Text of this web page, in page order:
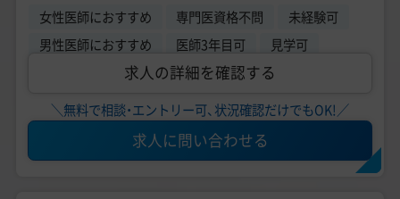
女性医師におすすめ 専門医資格不問
未経験可
男性医師におすすめ
医師3年目可 見学可
求人の詳細を確認する
＼無料で相談・エントリー可、状況確認だけでもOK!／
求人に問い合わせる